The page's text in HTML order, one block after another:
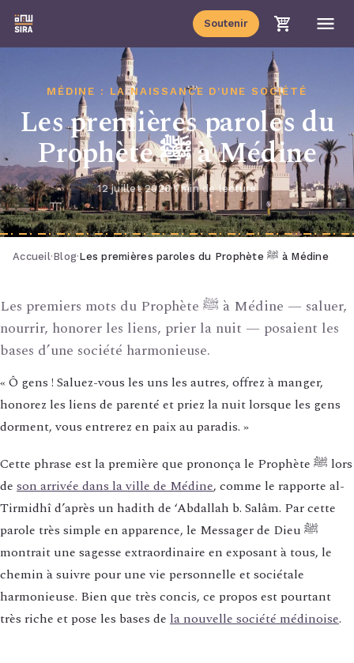
Soutenir
MÉDINE : LA NAISSANCE D’UNE SOCIÉTÉ
Les premières paroles du
Prophète ﷺ à Médine
12 juillet 2026·1 min de lecture
Accueil·Blog· Les premières paroles du Prophète ﷺ à Médine
Les premiers mots du Prophète ﷺ à Médine — saluer,
nourrir, honorer les liens, prier la nuit — posaient les
bases d’une société harmonieuse.
« Ô gens ! Saluez-vous les uns les autres, offrez à manger,
honorez les liens de parenté et priez la nuit lorsque les gens
dorment, vous entrerez en paix au paradis. »
Cette phrase est la première que prononça le Prophète ﷺ lors
de son arrivée dans la ville de Médine, comme le rapporte al-
Tirmidhî d’après un hadith de ‘Abdallah b. Salâm. Par cette
parole très simple en apparence, le Messager de Dieu ﷺ
montrait une sagesse extraordinaire en exposant à tous, le
chemin à suivre pour une vie personnelle et sociétale
harmonieuse. Bien que très concis, ce propos est pourtant
très riche et pose les bases de la nouvelle société médinoise.